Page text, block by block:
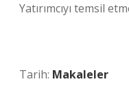
Yatırımcıyı temsil
Tarih: Makaleler